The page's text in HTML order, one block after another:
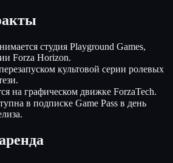
студия Playground Games,
Forza Horizon.
культовой серии ролевых
на графическом движке ForzaTech.
в подписке Game Pass в день